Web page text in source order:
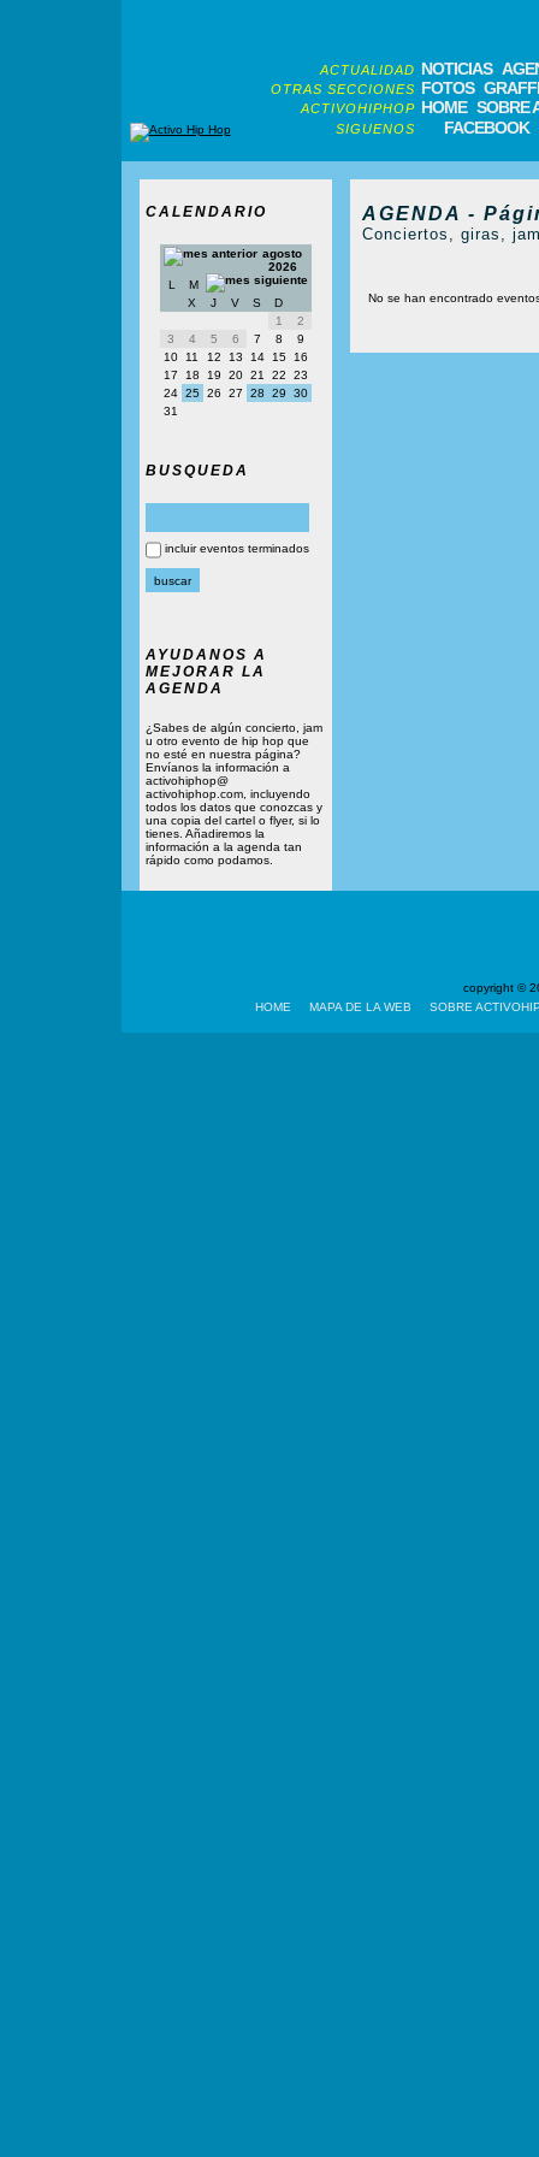
ACTUALIDAD NOTICIAS
OTRAS SECCIONES FOTOS
ACTIVOHIPHOP HOME SOBRE
SIGUENOS FACEBOOK
CALENDARIO
agosto
2026
L
M
X
J V S
D
1
2
3
4 5 6 7 8
9
10
11 12 13 14 15
16
17
18 19 20 21 22
23
24 25 26 27 28 29
30
31
BUSQUEDA
incluir eventos terminados
AYUDANOS A
MEJORAR LA
AGENDA
¿Sabes de algún concierto, jam
u otro evento de hip hop que
no esté en nuestra página?
Envíanos la información a
activohiphop@
activohiphop.com, incluyendo
todos los datos que conozcas y
una copia del cartel o flyer, si lo
tienes. Añadiremos la
información a la agenda tan
rápido como podamos.
AGENDA -
Conciertos, giras,
No se han encontrado
copyright ©
HOME
MAPA DE LA WEB SOBRE